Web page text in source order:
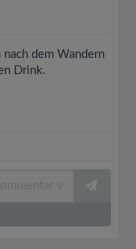
dem Wandern
Drink.